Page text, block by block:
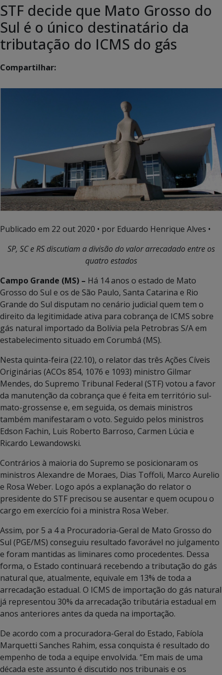
STF decide que Mato Grosso do
Sul é o único destinatário da
tributação do ICMS do gás
Compartilhar:
Publicado em 22 out 2020 • por Eduardo Henrique Alves •
SP, SC e RS discutiam a divisão do valor arrecadado entre os
quatro estados
Campo Grande (MS) – Há 14 anos o estado de Mato
Grosso do Sul e os de São Paulo, Santa Catarina e Rio
Grande do Sul disputam no cenário judicial quem tem o
direito da legitimidade ativa para cobrança de ICMS sobre
gás natural importado da Bolívia pela Petrobras S/A em
estabelecimento situado em Corumbá (MS).
Nesta quinta-feira (22.10), o relator das três Ações Cíveis
Originárias (ACOs 854, 1076 e 1093) ministro Gilmar
Mendes, do Supremo Tribunal Federal (STF) votou a favor
da manutenção da cobrança que é feita em território sul-
mato-grossense e, em seguida, os demais ministros
também manifestaram o voto. Seguido pelos ministros
Edson Fachin, Luis Roberto Barroso, Carmen Lúcia e
Ricardo Lewandowski.
Contrários à maioria do Supremo se posicionaram os
ministros Alexandre de Moraes, Dias Toffoli, Marco Aurelio
e Rosa Weber. Logo após a explanação do relator o
presidente do STF precisou se ausentar e quem ocupou o
cargo em exercício foi a ministra Rosa Weber.
Assim, por 5 a 4 a Procuradoria-Geral de Mato Grosso do
Sul (PGE/MS) conseguiu resultado favorável no julgamento
e foram mantidas as liminares como procedentes. Dessa
forma, o Estado continuará recebendo a tributação do gás
natural que, atualmente, equivale em 13% de toda a
arrecadação estadual. O ICMS de importação do gás natural
já representou 30% da arrecadação tributária estadual em
anos anteriores antes da queda na importação.
De acordo com a procuradora-Geral do Estado, Fabíola
Marquetti Sanches Rahim, essa conquista é resultado do
empenho de toda a equipe envolvida. “Em mais de uma
década este assunto é discutido nos tribunais e os